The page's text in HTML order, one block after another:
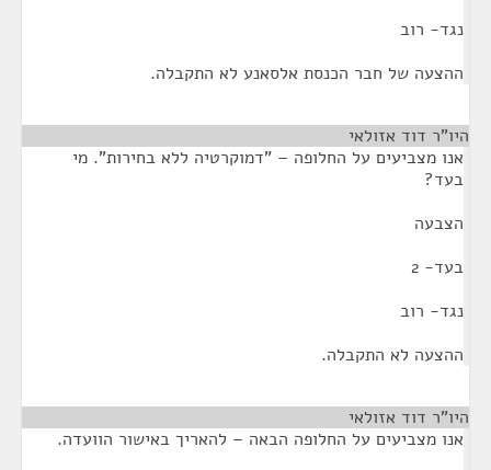
נגד- רוב
ההצעה של חבר הכנסת אלסאנע לא התקבלה.
היו"ר דוד אזולאי
אנו מצביעים על החלופה – "דמוקרטיה ללא בחירות". מי
בעד?
הצבעה
בעד- 2
נגד- רוב
ההצעה לא התקבלה.
היו"ר דוד אזולאי
אנו מצביעים על החלופה הבאה – להאריך באישור הוועדה.